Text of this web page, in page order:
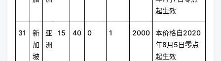
起生效
31
新
加
坡
亚
洲
15 40 0 1 2000
本价格自2020
年8月5日零点
起生效